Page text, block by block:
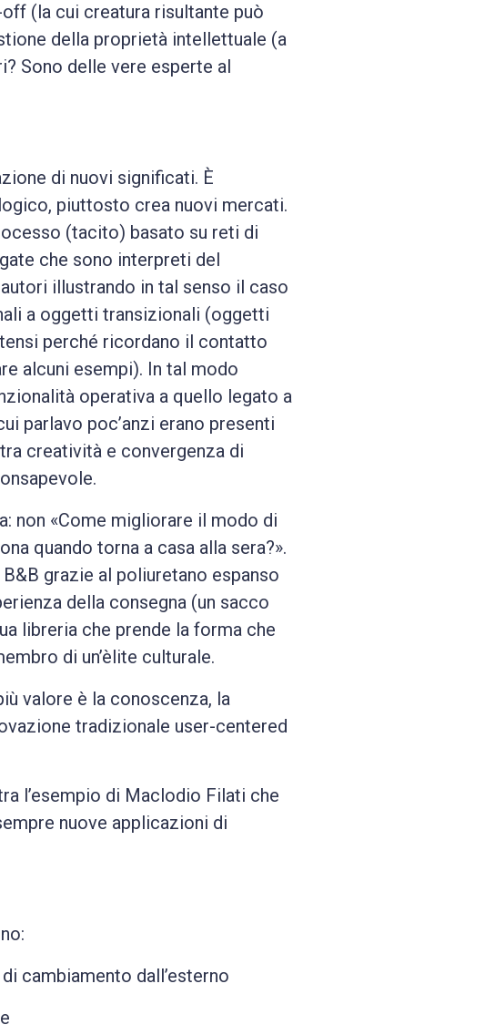
(la cui creatura risultante può
della proprietà intellettuale (a
Sono delle vere esperte al
di nuovi significati. È
piuttosto crea nuovi mercati.
(tacito) basato su reti di
che sono interpreti del
illustrando in tal senso il caso
a oggetti transizionali (oggetti
perché ricordano il contatto
alcuni esempi). In tal modo
operativa a quello legato a
parlavo poc’anzi erano presenti
creatività e convergenza di
non «Come migliorare il modo di
quando torna a casa alla sera?».
grazie al poliuretano espanso
della consegna (un sacco
libreria che prende la forma che
di un’èlite culturale.
valore è la conoscenza, la
tradizionale user-centered
l’esempio di Maclodio Filati che
nuove applicazioni di
cambiamento dall’esterno